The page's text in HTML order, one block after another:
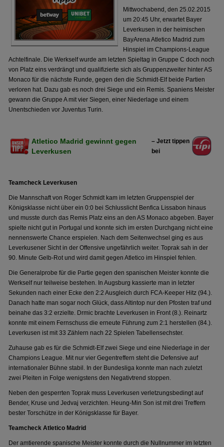
Mittwochabend, den 25.02.2015
um 20:45 Uhr, erwartet Bayer
Leverkusen in der heimischen
BayArena Atletico Madrid zum
Hinspiel im Champions-League
Achtelfinale. Die Werkself wurde am letzten Spieltag in Gruppe C doch noch
von Platz eins verdrängt und qualifizierte sich als Gruppenzweiter hinter AS
Monaco für die nächste Runde, gegen den die Schmidt-Elf beide Partien
verloren hat. Dazu gab es noch drei Siege und ein Remis. Spaniens Meister
gewann die Gruppe A mit vier Siegen, einer Niederlage und einem
Unentschieden vor Juventus Turin.
Atletico Madrid gewinnt gegen
Leverkusen
– Jetzt tippen
bei
Teamcheck Leverkusen
Die Mannschaft von Roger Schmidt kam im letzten Gruppenspiel der
Königsklasse nicht über ein 0:0 bei Schlusslicht Benfica Lissabon hinaus
und musste durch das Remis Platz eins an den AS Monaco abgeben. Bayer
spielte nicht gut in Portugal und konnte sich im ersten Durchgang nicht eine
nennenswerte Chance erspielen. Nach dem Seitenwechsel ging es aus
Leverkusener Sicht in der Offensive ungefährlich weiter. Toprak sah in der
90. Minute Gelb-Rot und wird damit gegen Atletico im Hinspiel fehlen.
Die Generalprobe für die Partie gegen den spanischen Meister konnte die
Werkself nur teilweise bestehen. In Augsburg kassierte man in letzter
Sekunden nach einer Ecke den 2:2 Ausgleich durch FCA-Keeper Hitz (94.).
Danach hatte man sogar noch Glück, dass Altintop nur den Pfosten traf und
beinahe das 3:2 erzielte. Drmic brachte Leverkusen in Front (8.). Reinartz
konnte mit einem Fernschuss die erneute Führung zum 2:1 herstellen (84.).
Leverkusen ist mit 33 Zählern nach 22 Spielen Tabellensechster.
Zuhause gab es für die Schmidt-Elf zwei Siege und eine Niederlage in der
Champions League. Mit nur vier Gegentreffern steht die Defensive auf
internationaler Bühne stabil. In der Bundesliga konnte man nach zuletzt
zwei Pleiten in Folge wenigstens den Negativtrend stoppen.
Neben den gesperrten Toprak muss Leverkusen verletzungsbedingt auf
Bender, Kruse und Jedvaj verzichten. Heung-Min Son ist mit drei Treffern
bester Torschütze in der Königsklasse für Bayer.
Teamcheck Atletico Madrid
Der amtierende spanische Meister konnte durch die Nullnummer im letzten